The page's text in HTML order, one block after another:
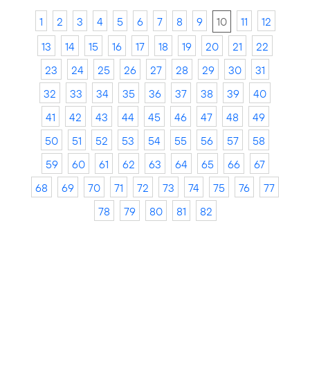
1 2 3 4 5 6 7 8 9 10 11
12
13
14 15 16 17 18 19 20 21
22
23
24 25 26 27 28 29 30
31
32
33 34 35 36 37 38 39
40
41
42 43 44 45 46 47 48
49
50
51 52 53 54 55 56 57
58
59
60 61 62 63 64 65 66
67
68
69 70 71 72 73 74 75 76
77
78
79 80 81 82